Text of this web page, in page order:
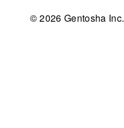
© 2026 Gentosha Inc.